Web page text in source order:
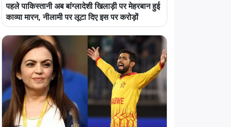
पहले पाकिस्तानी अब बांग्लादेशी खिलाड़ी पर मेहरबान हुई
काव्या मारन, नीलामी पर लूटा दिए इस पर करोड़ों